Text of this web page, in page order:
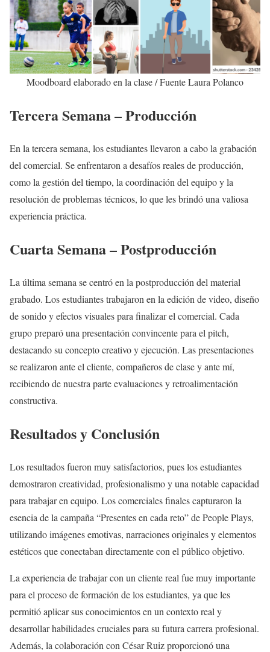
Moodboard elaborado en la clase / Fuente Laura Polanco
Tercera Semana – Producción
En la tercera semana, los estudiantes llevaron a cabo la grabación
del comercial. Se enfrentaron a desafíos reales de producción,
como la gestión del tiempo, la coordinación del equipo y la
resolución de problemas técnicos, lo que les brindó una valiosa
experiencia práctica.
Cuarta Semana – Postproducción
La última semana se centró en la postproducción del material
grabado. Los estudiantes trabajaron en la edición de video, diseño
de sonido y efectos visuales para finalizar el comercial. Cada
grupo preparó una presentación convincente para el pitch,
destacando su concepto creativo y ejecución. Las presentaciones
se realizaron ante el cliente, compañeros de clase y ante mí,
recibiendo de nuestra parte evaluaciones y retroalimentación
constructiva.
Resultados y Conclusión
Los resultados fueron muy satisfactorios, pues los estudiantes
demostraron creatividad, profesionalismo y una notable capacidad
para trabajar en equipo. Los comerciales finales capturaron la
esencia de la campaña “Presentes en cada reto” de People Plays,
utilizando imágenes emotivas, narraciones originales y elementos
estéticos que conectaban directamente con el público objetivo.
La experiencia de trabajar con un cliente real fue muy importante
para el proceso de formación de los estudiantes, ya que les
permitió aplicar sus conocimientos en un contexto real y
desarrollar habilidades cruciales para su futura carrera profesional.
Además, la colaboración con César Ruiz proporcionó una